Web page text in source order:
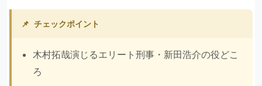
📌 チェックポイント
木村拓哉演じるエリート刑事・新田浩介の役どこ
ろ